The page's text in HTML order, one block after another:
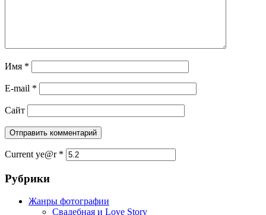
Имя *
E-mail *
Сайт
Current ye@r *
Рубрики
Жанры фотографии
Свадебная и Love Story